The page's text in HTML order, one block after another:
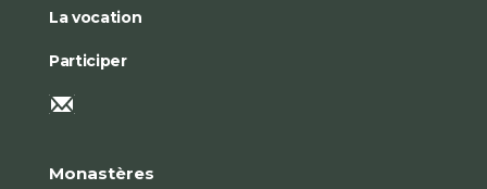
La vocation
Participer
Monastères